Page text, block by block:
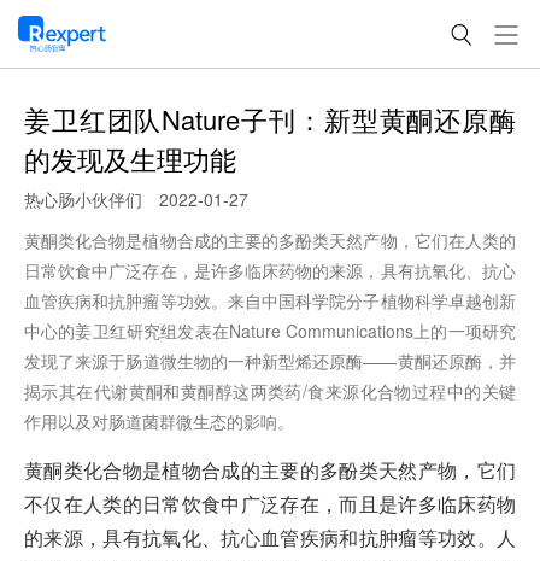
姜卫红团队Nature子刊：新型黄酮还原酶
的发现及生理功能
热心肠小伙伴们
2022-01-27
黄酮类化合物是植物合成的主要的多酚类天然产物，它们在人类的
日常饮食中广泛存在，是许多临床药物的来源，具有抗氧化、抗心
血管疾病和抗肿瘤等功效。来自中国科学院分子植物科学卓越创新
中心的姜卫红研究组发表在Nature Communications上的一项研究
发现了来源于肠道微生物的一种新型烯还原酶——黄酮还原酶，并
揭示其在代谢黄酮和黄酮醇这两类药/食来源化合物过程中的关键
作用以及对肠道菌群微生态的影响。
黄酮类化合物是植物合成的主要的多酚类天然产物，它们
不仅在人类的日常饮食中广泛存在，而且是许多临床药物
的来源，具有抗氧化、抗心血管疾病和抗肿瘤等功效。人